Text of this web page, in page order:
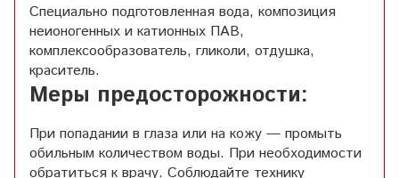
Специально подготовленная вода, композиция
неионогенных и катионных ПАВ,
комплексообразователь, гликоли, отдушка,
краситель.
Меры предосторожности:
При попадании в глаза или на кожу — промыть
обильным количеством воды. При необходимости
обратиться к врачу. Соблюдайте технику